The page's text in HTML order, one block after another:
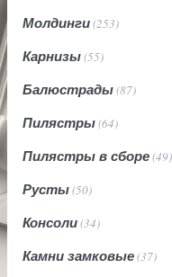
Молдинги(253)
Карнизы(55)
Балюстрады(87)
Пилястры(64)
Пилястры в сборе(49)
Русты(50)
Консоли(34)
Камни замковые(37)